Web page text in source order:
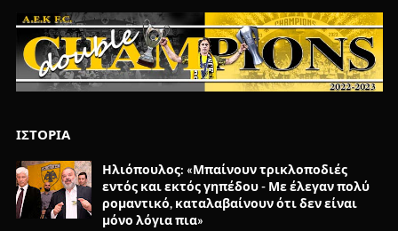
ΙΣΤΟΡΙΑ
Ηλιόπουλος: «Μπαίνουν τρικλοποδιές
εντός και εκτός γηπέδου - Με έλεγαν πολύ
ρομαντικό, καταλαβαίνουν ότι δεν είναι
μόνο λόγια πια»